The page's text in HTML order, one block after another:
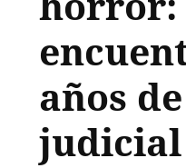
años
judicial